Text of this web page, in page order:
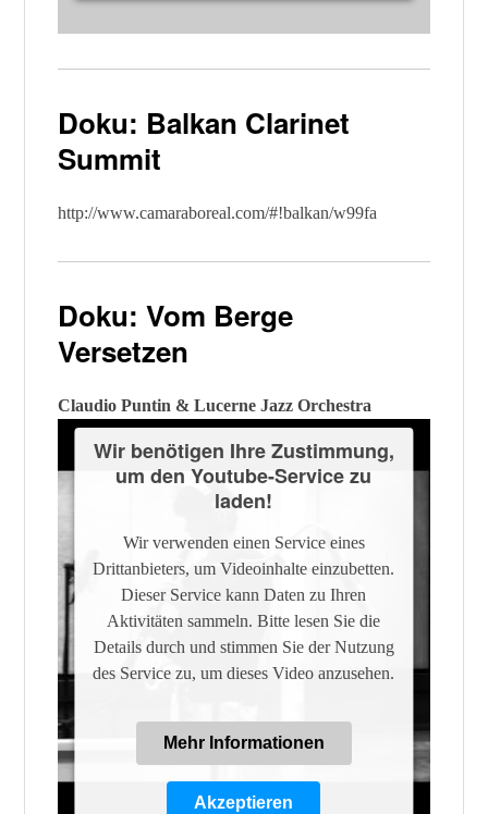
Doku: Balkan Clarinet
Summit
http://www.camaraboreal.com/#!balkan/w99fa
Doku: Vom Berge
Versetzen
Claudio Puntin & Lucerne Jazz Orchestra
Wir benötigen Ihre Zustimmung,
um den Youtube-Service zu
laden!
Wir verwenden einen Service eines
Drittanbieters, um Videoinhalte einzubetten.
Dieser Service kann Daten zu Ihren
Aktivitäten sammeln. Bitte lesen Sie die
Details durch und stimmen Sie der Nutzung
des Service zu, um dieses Video anzusehen.
Mehr Informationen
Akzeptieren